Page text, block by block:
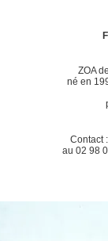
ZOA
né en
Contact
au 02 98